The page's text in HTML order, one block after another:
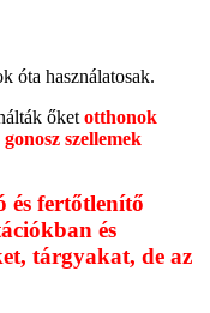
óta használatosak.
őket otthonok
szellemek
és fertőtlenítő
és
tárgyakat, de az